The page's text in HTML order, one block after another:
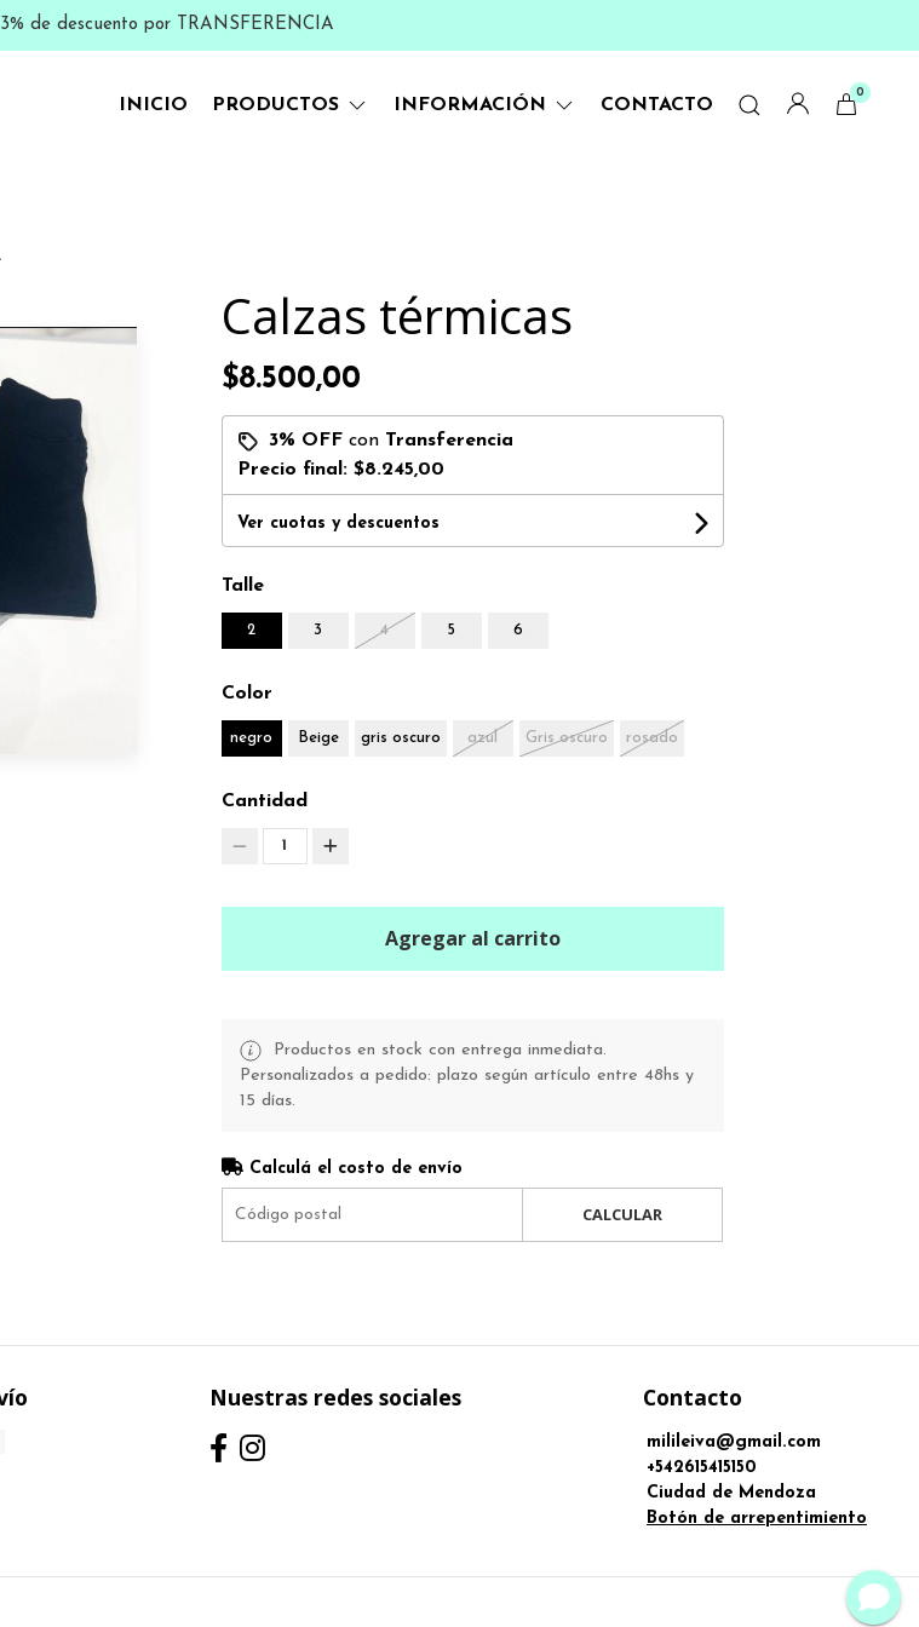
de descuento por TRANSFERENCIA
INICIO PRODUCTOS INFORMACIÓN CONTACTO
0
Calzas térmicas
$8.500,00
3% OFFcon Transferencia
Precio final: $8.245,00
Ver cuotas y descuentos
Talle
2 3 4 5 6
Color
negro Beige gris oscuro azul Gris oscuro rosado
Cantidad
1
Agregar al carrito
Productos en stock con entrega inmediata.
Personalizados a pedido: plazo según artículo entre 48hs y
15 días.
Calculá el costo de envío
CALCULAR
Nuestras redes sociales Contacto
milileiva@gmail.com
+542615415150
Ciudad de Mendoza
Botón de arrepentimiento